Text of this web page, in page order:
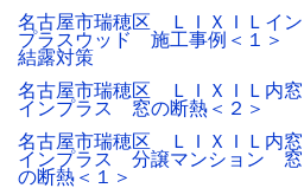
名古屋市瑞穂区 ＬＩＸＩＬイン
プラスウッド 施工事例＜１＞
結露対策
名古屋市瑞穂区 ＬＩＸＩＬ内窓
インプラス 窓の断熱＜２＞
名古屋市瑞穂区 ＬＩＸＩＬ内窓
インプラス 分譲マンション 窓
の断熱＜１＞